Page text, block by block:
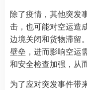
除了疫情，其他突发
击，也可能对空运造
边境关闭和货物滞留
壁垒，进而影响空运
和安全检查加强，从
为了应对突发事件带